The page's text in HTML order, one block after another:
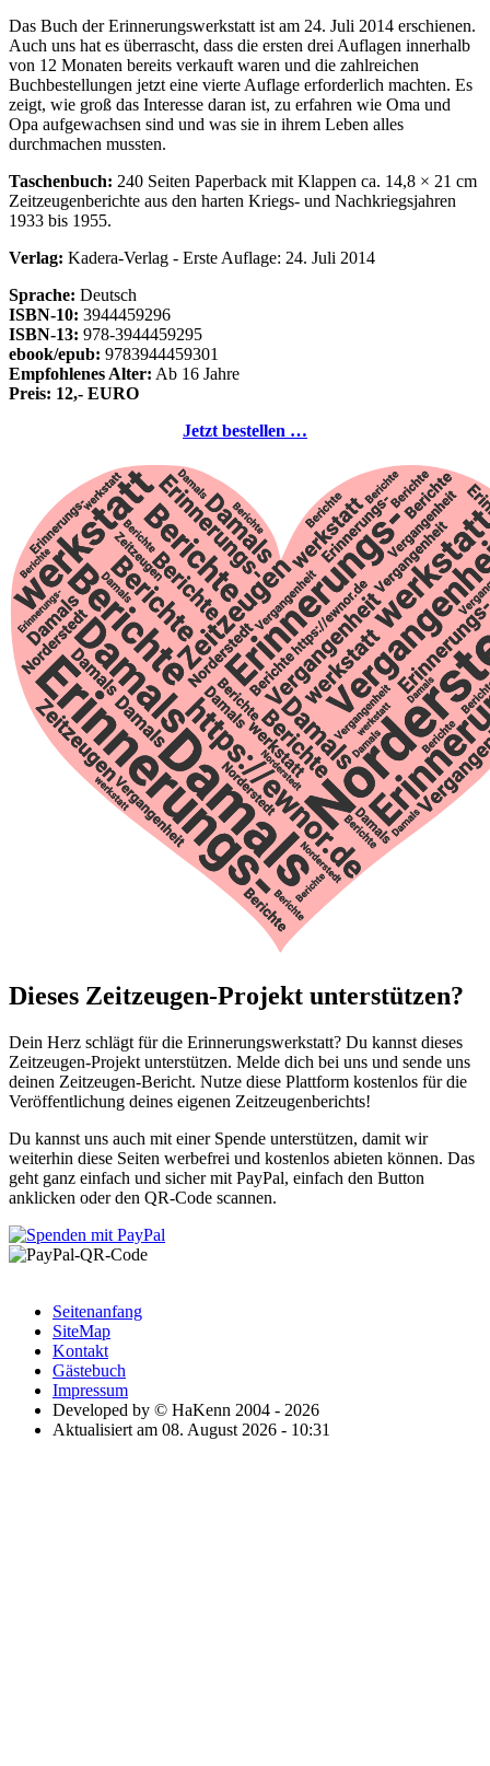
Das Buch der Erinnerungswerkstatt ist am 24. Juli 2014 erschienen.
Auch uns hat es überrascht, dass die ersten drei Auflagen innerhalb
von 12 Monaten bereits verkauft waren und die zahlreichen
Buchbestellungen jetzt eine vierte Auflage erforderlich machten. Es
zeigt, wie groß das Interesse daran ist, zu erfahren wie Oma und
Opa aufgewachsen sind und was sie in ihrem Leben alles
durchmachen mussten.
Taschenbuch: 240 Seiten Paperback mit Klappen ca. 14,8 × 21 cm
Zeitzeugenberichte aus den harten Kriegs- und Nachkriegsjahren
1933 bis 1955.
Verlag: Kadera-Verlag - Erste Auflage: 24. Juli 2014
Sprache: Deutsch
ISBN-10: 3944459296
ISBN-13: 978-3944459295
ebook/epub: 9783944459301
Empfohlenes Alter: Ab 16 Jahre
Preis: 12,- EURO
Jetzt bestellen …
Dieses Zeitzeugen-Projekt unterstützen?
Dein Herz schlägt für die Erinnerungswerkstatt? Du kannst dieses
Zeitzeugen-Projekt unterstützen. Melde dich bei uns und sende uns
deinen Zeitzeugen-Bericht. Nutze diese Plattform kostenlos für die
Veröffentlichung deines eigenen Zeitzeugenberichts!
Du kannst uns auch mit einer Spende unterstützen, damit wir
weiterhin diese Seiten werbefrei und kostenlos abieten können. Das
geht ganz einfach und sicher mit PayPal, einfach den Button
anklicken oder den QR-Code scannen.
Seitenanfang
SiteMap
Kontakt
Gästebuch
Impressum
Developed by © HaKenn 2004 - 2026
Aktualisiert am 08. August 2026 - 10:31